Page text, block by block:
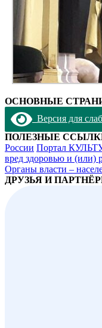
ОСНОВНЫЕ
Версия для
ПОЛЕЗНЫЕ
России Портал
вред здоровью и (или)
Органы власти –
ДРУЗЬЯ И